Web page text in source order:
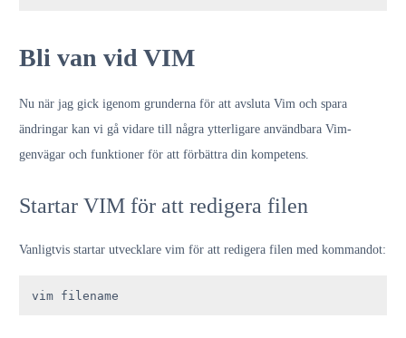
Bli van vid VIM
Nu när jag gick igenom grunderna för att avsluta Vim och spara
ändringar kan vi gå vidare till några ytterligare användbara Vim-
genvägar och funktioner för att förbättra din kompetens.
Startar VIM för att redigera filen
Vanligtvis startar utvecklare vim för att redigera filen med kommandot:
vim filename